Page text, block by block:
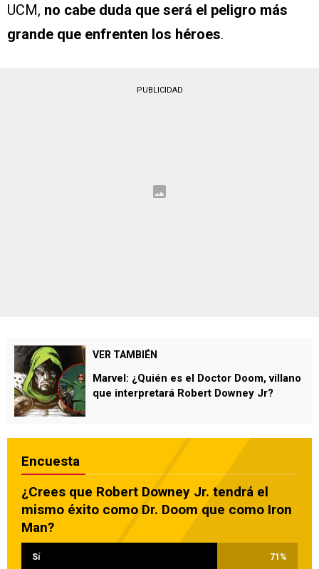
UCM, no cabe duda que será el peligro más
grande que enfrenten los héroes.
PUBLICIDAD
VER TAMBIÉN
Marvel: ¿Quién es el Doctor Doom, villano
que interpretará Robert Downey Jr?
Encuesta
¿Crees que Robert Downey Jr. tendrá el
mismo éxito como Dr. Doom que como Iron
Man?
Sí 71 %